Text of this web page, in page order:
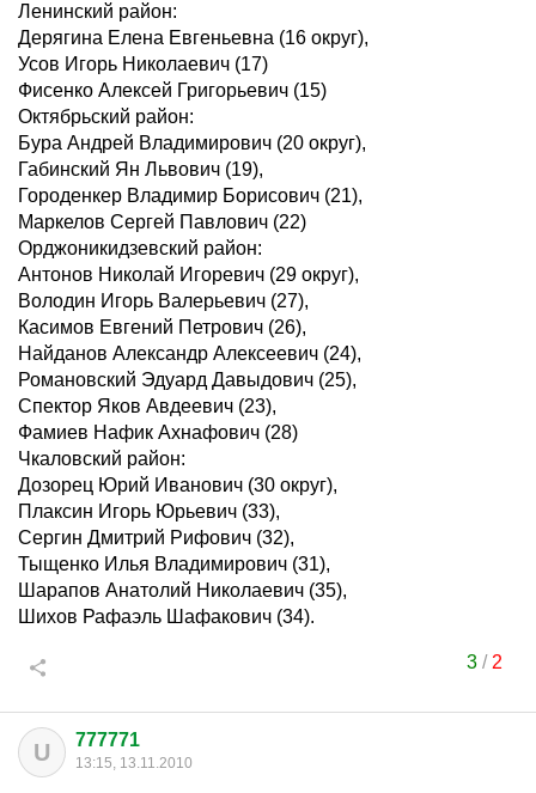
Ленинский район:
Дерягина Елена Евгеньевна (16 oкруг),
Усов Игорь Николаевич (17)
Фисенко Алексей Григорьевич (15)
Октябрьский район:
Бура Андрей Владимирович (20 oкруг),
Габинский Ян Львович (19),
Городенкер Владимир Борисович (21),
Маркелов Сергей Павлович (22)
Орджоникидзевский район:
Антонов Николай Игоревич (29 oкруг),
Володин Игорь Валерьевич (27),
Касимов Евгений Петрович (26),
Найданов Александр Алексеевич (24),
Романовский Эдуард Давыдович (25),
Спектор Яков Авдеевич (23),
Фамиев Нафик Ахнафович (28)
Чкаловский район:
Дозорец Юрий Иванович (30 oкруг),
Плаксин Игорь Юрьевич (33),
Сергин Дмитрий Рифович (32),
Тыщенко Илья Владимирович (31),
Шарапов Анатолий Николаевич (35),
Шихов Рафаэль Шафакович (34).
3/ 2
U 777771
13:15, 13.11.2010